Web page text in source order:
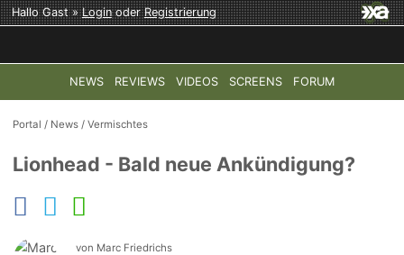
Hallo Gast »LoginoderRegistrierung
NEWS REVIEWS VIDEOS SCREENS FORUM
TOP-THEMEN: COD: MODERN WARFARE 4 HALO:
Portal / News /Vermischtes
Lionhead - Bald neue Ankündigung?
von Marc Friedrichs